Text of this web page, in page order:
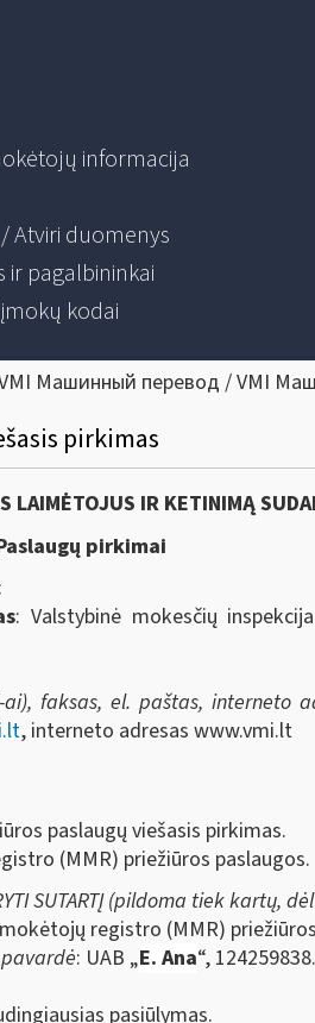
informacija
Atviri duomenys
ir pagalbininkai
kodai
Машинный перевод / VMI
pirkimas
LAIMĖTOJUS IR KETINIMĄ
pirkimai
:
: Valstybinė mokesčių
faksas, el. paštas, interneto
, interneto adresas www.vmi.lt
paslaugų viešasis pirkimas.
(MMR) priežiūros paslaugos.
SUTARTĮ (pildoma tiek
registro (MMR)
: UAB „E. Ana“, 124259838.
pasiūlymas.